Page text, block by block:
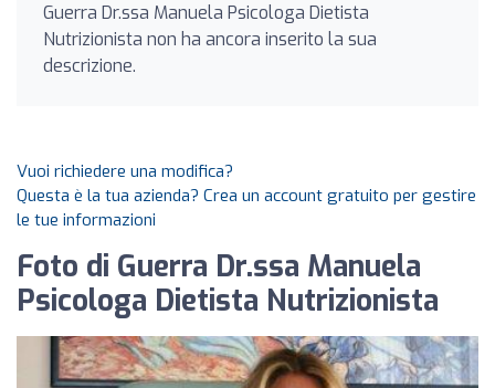
Guerra Dr.ssa Manuela Psicologa Dietista
Nutrizionista non ha ancora inserito la sua
descrizione.
Vuoi richiedere una modifica?
Questa è la tua azienda? Crea un account gratuito per gestire
le tue informazioni
Foto di Guerra Dr.ssa Manuela
Psicologa Dietista Nutrizionista